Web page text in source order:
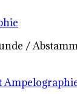
/